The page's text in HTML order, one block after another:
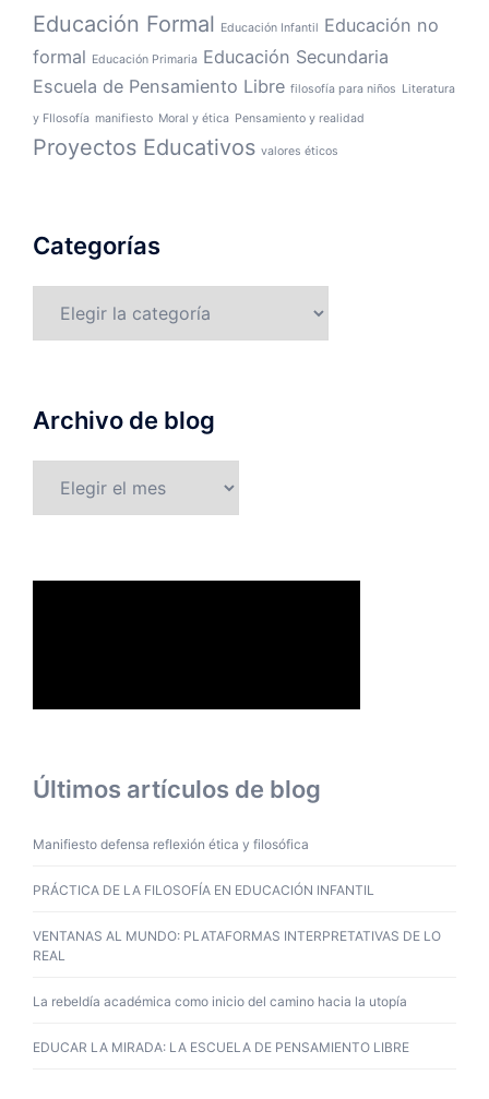
Educación Formal Educación Infantil Educación no
formal Educación Primaria Educación Secundaria
Escuela de Pensamiento Libre filosofía para niños Literatura
y FIlosofía manifiesto Moral y ética Pensamiento y realidad
Proyectos Educativos valores éticos
Categorías
Archivo de blog
Últimos artículos de blog
Manifiesto defensa reflexión ética y filosófica
PRÁCTICA DE LA FILOSOFÍA EN EDUCACIÓN INFANTIL
VENTANAS AL MUNDO: PLATAFORMAS INTERPRETATIVAS DE LO
REAL
La rebeldía académica como inicio del camino hacia la utopía
EDUCAR LA MIRADA: LA ESCUELA DE PENSAMIENTO LIBRE